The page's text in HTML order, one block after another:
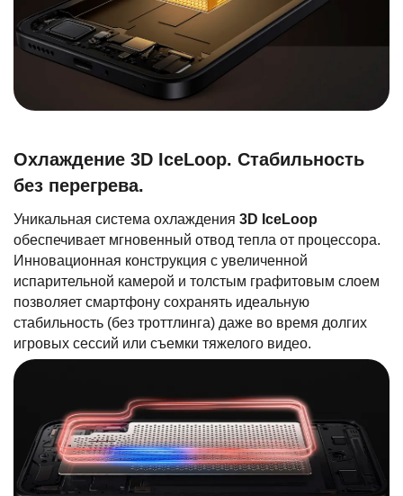
Охлаждение 3D IceLoop. Стабильность
без перегрева.
Уникальная система охлаждения 3D IceLoop
обеспечивает мгновенный отвод тепла от процессора.
Инновационная конструкция с увеличенной
испарительной камерой и толстым графитовым слоем
позволяет смартфону сохранять идеальную
стабильность (без троттлинга) даже во время долгих
игровых сессий или съемки тяжелого видео.